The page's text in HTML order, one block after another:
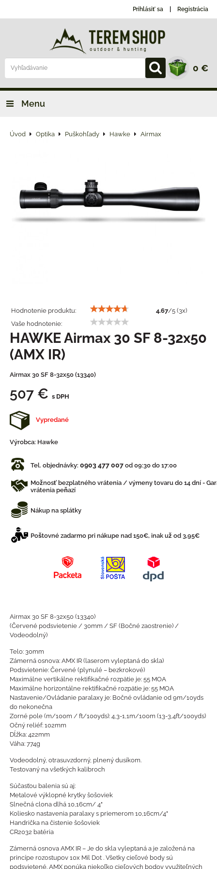
Prihlásiť sa Registrácia
0 €
Menu
Úvod Optika Puškohľady Hawke Airmax
Hodnotenie produktu: 4.67/5 (3x)
Vaše hodnotenie:
HAWKE Airmax 30 SF 8-32x50
(AMX IR)
Airmax 30 SF 8-32x50 (13340)
507 € s DPH
Vypredané
Výrobca: Hawke
Tel. objednávky: 0903 477 007 od 09:30 do 17:00
Možnosť bezplatného vrátenia / výmeny tovaru do 14 dní -
vrátenia peňazí
Nákup na splátky
Poštovné zadarmo pri nákupe nad 150€, inak už od 3,95€
Airmax 30 SF 8-32x50 (13340)
(Červené podsvietenie / 30mm / SF (Bočné zaostrenie) /
Vodeodolný)
Telo: 30mm
Zámerná osnova: AMX IR (laserom vyleptaná do skla)
Podsvietenie: Červené (plynulé – bezkrokové)
Maximálne vertikálne rektifikačné rozpätie je: 55 MOA
Maximálne horizontálne rektifikačné rozpätie je: 55 MOA
Nastavenie/Ovládanie paralaxy je: Bočné ovládanie od 9m/10yds
do nekonečna
Zorné pole (m/100m / ft/100yds): 4,3-1,1m/100m (13-3,4ft/100yds)
Očný reliéf: 102mm
Dĺžka: 422mm
Váha: 774g
Vodeodolný, otrasuvzdorný, plnený dusíkom.
Testovaný na všetkých kalibroch
Súčasťou balenia sú aj:
Metalové výklopné krytky šošoviek
Slnečná clona dlhá 10,16cm/ 4"
Koliesko nastavenia paralaxy s priemerom 10,16cm/4"
Handrička na čistenie šošoviek
CR2032 batéria
Zámerná osnova AMX IR – Je do skla vyleptaná a je založená na
princípe rozostupov 10x Mil Dot . Všetky cieľové body sú
podsvietené. AMX ponúka niekoľko cieľových bodov využiteľných